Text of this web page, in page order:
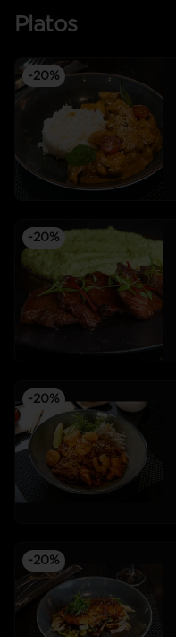
Platos
-20%
-20%
-20%
-20%